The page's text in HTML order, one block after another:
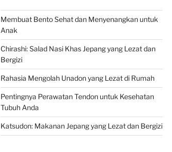
Membuat Bento Sehat dan Menyenangkan untuk
Anak
Chirashi: Salad Nasi Khas Jepang yang Lezat dan
Bergizi
Rahasia Mengolah Unadon yang Lezat di Rumah
Pentingnya Perawatan Tendon untuk Kesehatan
Tubuh Anda
Katsudon: Makanan Jepang yang Lezat dan Bergizi